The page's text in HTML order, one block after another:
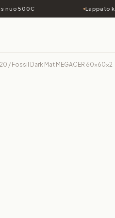
500€ Lappato
/ Fossil Dark Mat MEGACER 60x60x2